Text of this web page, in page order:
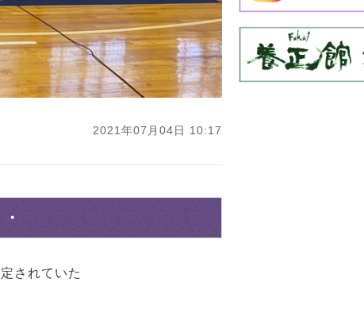
2021年07月04日 10:17
されていた